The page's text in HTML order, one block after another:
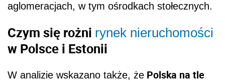
aglomeracjach, w tym ośrodkach stołecznych.
Czym się rożni rynek nieruchomości
w Polsce i Estonii
W analizie wskazano także, że Polska na tle